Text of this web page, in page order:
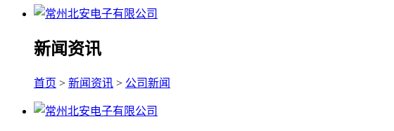
新闻资讯
首页 > 新闻资讯 > 公司新闻